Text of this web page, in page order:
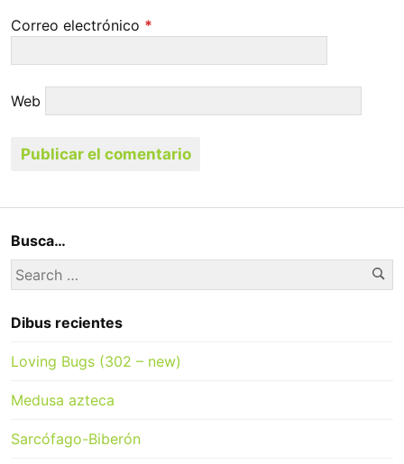
Correo electrónico *
Web
Busca…
Search
for:
Dibus recientes
Loving Bugs (302 – new)
Medusa azteca
Sarcófago-Biberón